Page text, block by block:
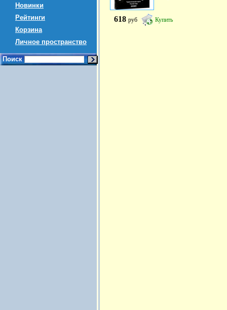
Новинки
Рейтинги
Корзина
Личное пространство
Поиск
618 руб Купить